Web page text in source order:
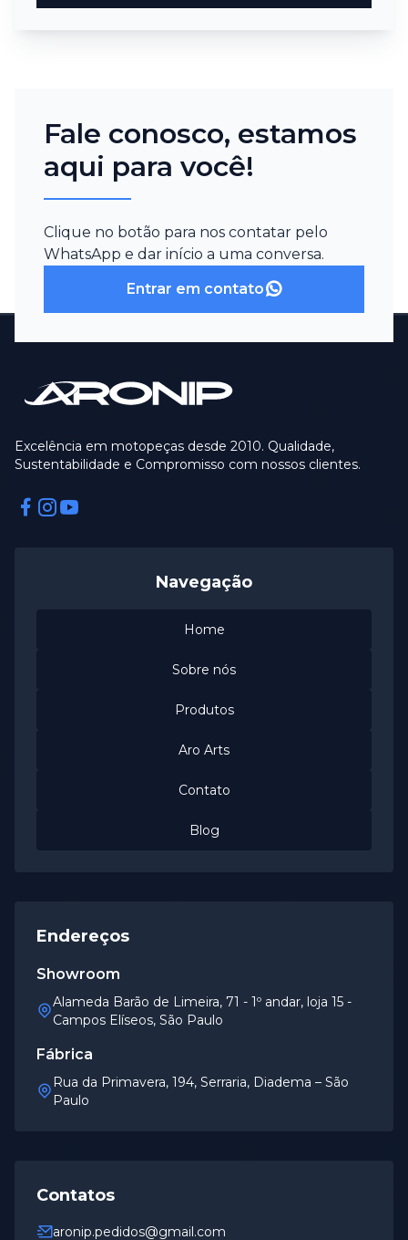
Fale conosco, estamos
aqui para você!
Clique no botão para nos contatar pelo
WhatsApp e dar início a uma conversa.
Entrar em contato
Excelência em motopeças desde 2010. Qualidade,
Sustentabilidade e Compromisso com nossos clientes.
Facebook
Instagram
Navegação
Home
Sobre nós
Produtos
Aro Arts
Contato
Blog
Endereços
Showroom
Alameda Barão de Limeira, 71 - 1º andar, loja 15 -
Campos Elíseos, São Paulo
Fábrica
Rua da Primavera, 194, Serraria, Diadema – São
Paulo
Contatos
aronip.pedidos@gmail.com